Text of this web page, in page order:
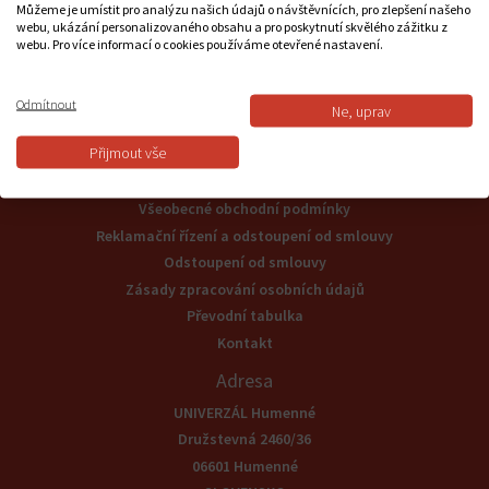
+421 57/7756082
esroub@esroub.cz
Informace
Všeobecné obchodní podmínky
Reklamační řízení a odstoupení od smlouvy
Odstoupení od smlouvy
Zásady zpracování osobních údajů
Převodní tabulka
Kontakt
Adresa
UNIVERZÁL Humenné
Družstevná 2460/36
06601 Humenné
Můžeme je umístit pro analýzu našich údajů o návštěvnících, pro zlepšení našeho
webu, ukázání personalizovaného obsahu a pro poskytnutí skvělého zážitku z
webu. Pro více informací o cookies používáme otevřené nastavení.
Odmítnout Ne, uprav
Přijmout vše